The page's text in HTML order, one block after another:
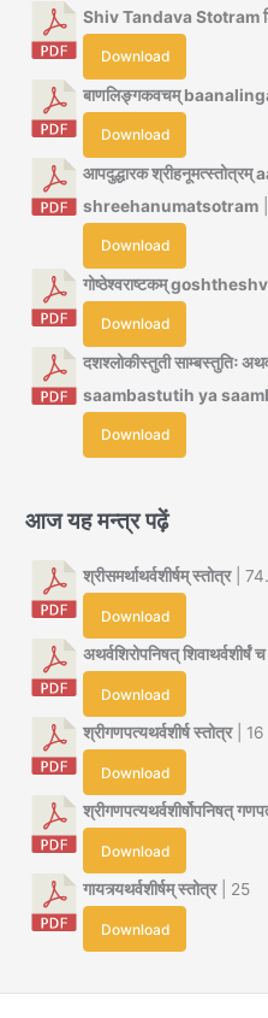
Shiv Tandava Stotram
Download
बाणलिङ्गकवचम्
Download
आपदुद्धारक
shreehanumatsotram
Download
गोष्ठेश्वराष्टकम्
Download
दशश्लोकीस्तुती साम्बस्तुतिः
saambastutih ya
Download
आज यह मन्त्र पढ़ें
श्रीसमर्थाथर्वशीर्षम् स्तोत्र|
Download
अथर्वशिरोपनिषत् शिवाथर्वशीर्षं
Download
श्रीगणपत्यथर्वशीर्ष स्तोत्र| 16
Download
श्रीगणपत्यथर्वशीर्षोपनिषत्
Download
गायत्र्यथर्वशीर्षम् स्तोत्र| 25
Download